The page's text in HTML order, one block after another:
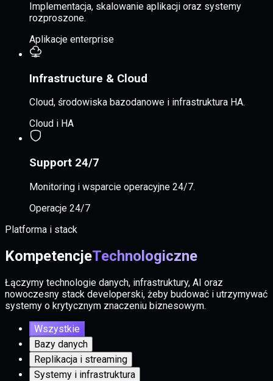
Implementacja, skalowanie aplikacji oraz systemy
rozproszone.
Aplikacje enterprise
Infrastructure & Cloud
Cloud, środowiska bazodanowe i infrastruktura HA.
Cloud i HA
Support 24/7
Monitoring i wsparcie operacyjne 24/7.
Operacje 24/7
Platforma i stack
KompetencjeTechnologiczne
Łączymy technologie danych, infrastruktury, AI oraz
nowoczesny stack developerski, żeby budować i utrzymywać
systemy o krytycznym znaczeniu biznesowym.
Wszystkie
Bazy danych
Replikacja i streaming
Systemy i infrastruktura